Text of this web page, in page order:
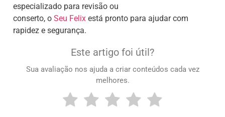
especializado para revisão ou
conserto, o Seu Felix está pronto para ajudar com
rapidez e segurança.
Este artigo foi útil?
Sua avaliação nos ajuda a criar conteúdos cada vez
melhores.